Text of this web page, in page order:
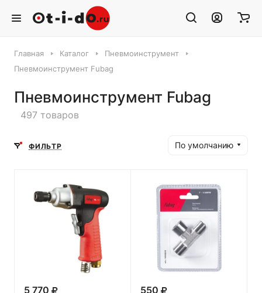
Главная Каталог
Пневмоинструмент
Пневмоинструмент Fubag
Пневмоинструмент Fubag
497 товаров
ФИЛЬТР По умолчанию
5 770 550